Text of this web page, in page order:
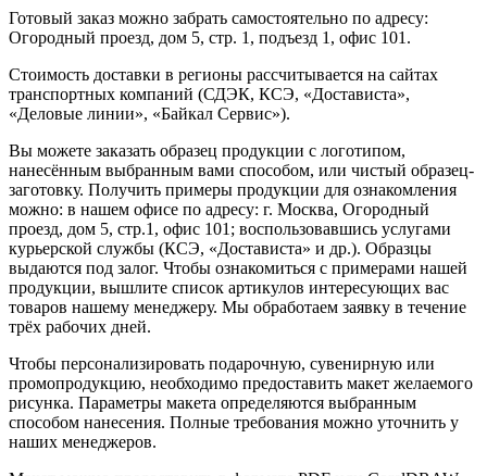
Готовый заказ можно забрать самостоятельно по адресу:
Огородный проезд, дом 5, стр. 1, подъезд 1, офис 101.
Стоимость доставки в регионы рассчитывается на сайтах
транспортных компаний (СДЭК, КСЭ, «Достависта»,
«Деловые линии», «Байкал Сервис»).
Вы можете заказать образец продукции с логотипом,
нанесённым выбранным вами способом, или чистый образец-
заготовку. Получить примеры продукции для ознакомления
можно: в нашем офисе по адресу: г. Москва, Огородный
проезд, дом 5, стр.1, офис 101; воспользовавшись услугами
курьерской службы (КСЭ, «Достависта» и др.). Образцы
выдаются под залог. Чтобы ознакомиться с примерами нашей
продукции, вышлите список артикулов интересующих вас
товаров нашему менеджеру. Мы обработаем заявку в течение
трёх рабочих дней.
Чтобы персонализировать подарочную, сувенирную или
промопродукцию, необходимо предоставить макет желаемого
рисунка. Параметры макета определяются выбранным
способом нанесения. Полные требования можно уточнить у
наших менеджеров.